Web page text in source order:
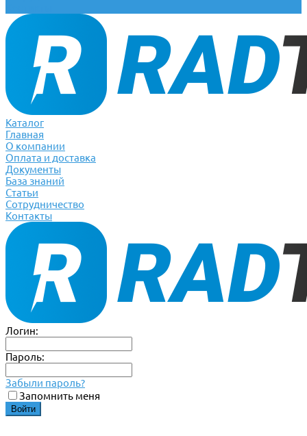
Каталог
Главная
О компании
Оплата и доставка
Документы
База знаний
Статьи
Сотрудничество
Контакты
Логин:
Пароль:
Забыли пароль?
Запомнить меня